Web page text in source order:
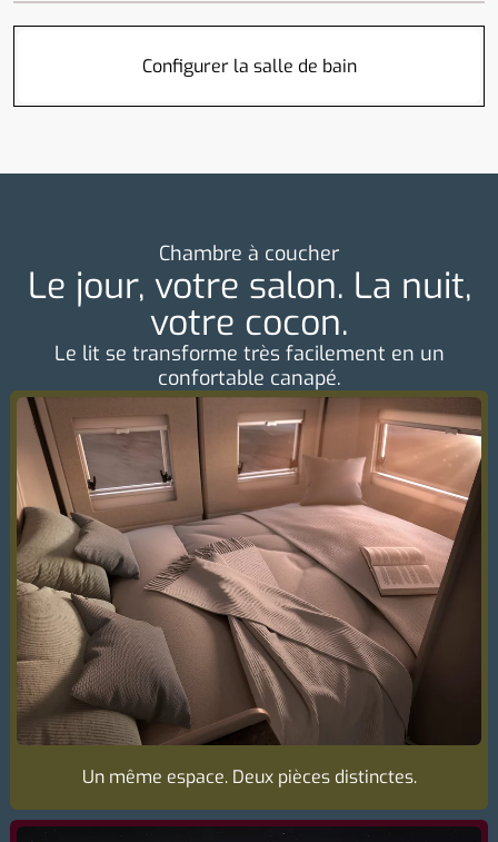
Configurer la salle de bain
Chambre à coucher
Le jour, votre salon. La nuit,
votre cocon.
Le lit se transforme très facilement en un
confortable canapé.
Un même espace. Deux pièces distinctes.